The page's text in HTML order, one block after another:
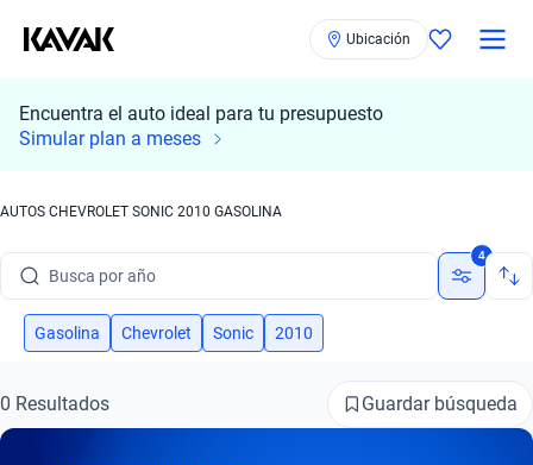
Ubicación
Encuentra el auto ideal para tu presupuesto
Simular plan a meses
AUTOS CHEVROLET SONIC 2010 GASOLINA
Busca por marca
Busca por año
Busca por marca
Busca por versión
4
Gasolina Chevrolet Sonic 2010
0 Resultados Guardar búsqueda